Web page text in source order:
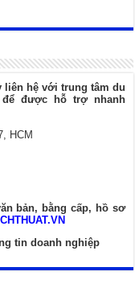
liên hệ với trung tâm du
để được hỗ trợ nhanh
HCM
bản, bằng cấp, hồ sơ
tin doanh nghiệp